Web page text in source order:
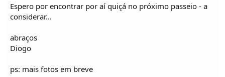
Espero por encontrar por aí quiçá no próximo passeio - a
considerar...
abraços
Diogo
ps: mais fotos em breve